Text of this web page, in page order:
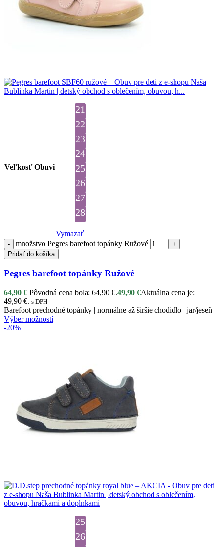
Veľkosť Obuvi
21
22
23
24
25
26
27
28
Vymazať
množstvo Pegres barefoot topánky Ružové
Pridať do košíka
Pegres barefoot topánky Ružové
64,90€ Pôvodná cena bola: 64,90 €.49,90 €Aktuálna cena je:
49,90 €. s DPH
Barefoot prechodné topánky | normálne až širšie chodidlo | jar/jeseň
Výber možností
-20%
25
26